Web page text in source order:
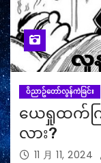
ဝိညာဥ်တော်လွန်ကဲခြင်း
ယေရှုထက်က
လား?
11 月 11, 2024